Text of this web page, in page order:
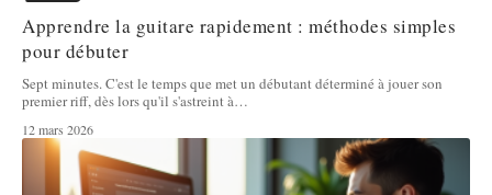
Apprendre la guitare rapidement : méthodes simples
pour débuter
Sept minutes. C'est le temps que met un débutant déterminé à jouer son
premier riff, dès lors qu'il s'astreint à…
12 mars 2026